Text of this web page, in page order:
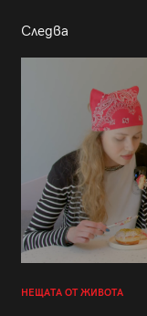
Следва
НЕЩАТА ОТ ЖИВОТА